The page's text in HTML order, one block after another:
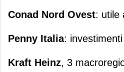
Conad Nord Ovest: utile
Penny Italia:
Kraft Heinz, 3